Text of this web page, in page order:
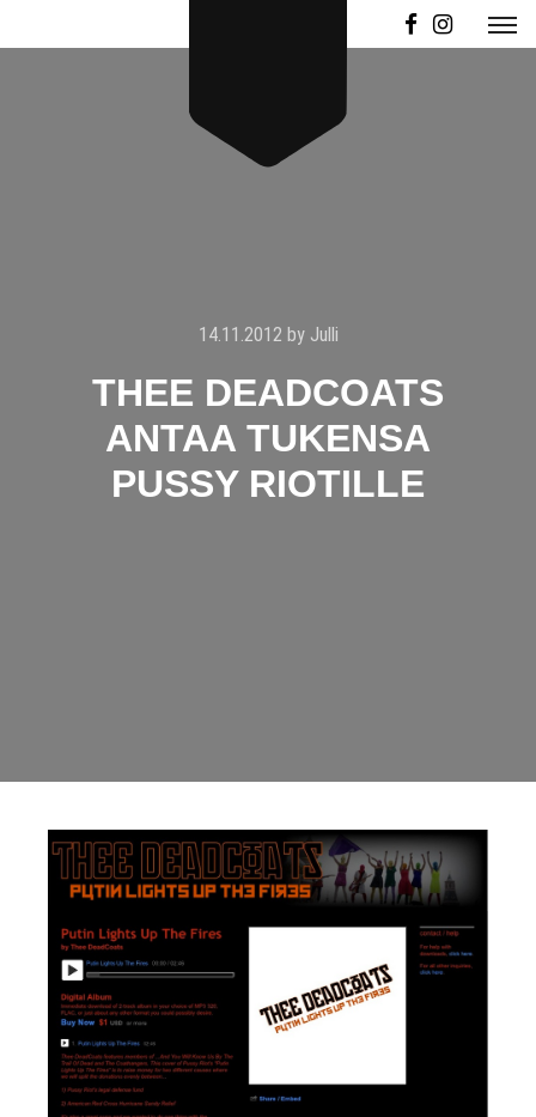
14.11.2012 by Julli
THEE DEADCOATS
ANTAA TUKENSA
PUSSY RIOTILLE